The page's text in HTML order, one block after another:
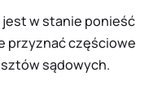
jest w stanie ponieść
przyznać częściowe
sądowych.